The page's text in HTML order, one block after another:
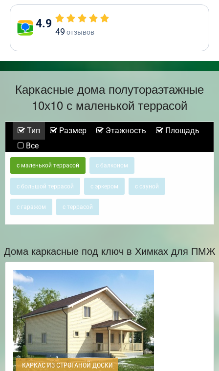
4.9
49 отзывов
Каркасные дома полутораэтажные
10х10 с маленькой террасой
Тип Размер Этажность
Площадь
Все
с маленькой террасой с балконом
с большой террасой с эркером с сауной
с гаражом с террасой
Дома каркасные под ключ в Химках для ПМЖ
КАРКАС ИЗ СТРОГАНОЙ ДОСКИ